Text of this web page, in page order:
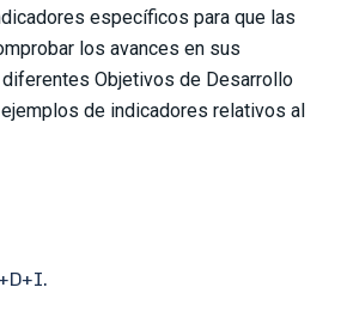
específicos para que las
los avances en sus
Objetivos de Desarrollo
de indicadores relativos al